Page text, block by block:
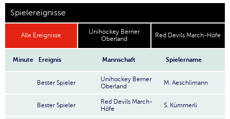
Spielereignisse
Alle Ereignisse
Unihockey Berner
Oberland
Red Devils March-Höfe
Minute Ereignis Mannschaft Spielername
Bester Spieler
Unihockey Berner
Oberland
M. Aeschlimann
Bester Spieler
Red Devils March-
Höfe
S. Kümmerli